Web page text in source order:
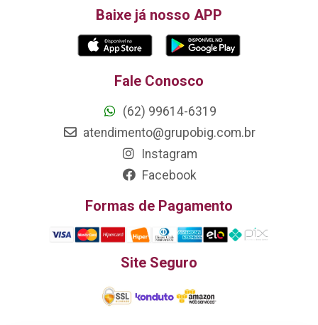
Baixe já nosso APP
Fale Conosco
(62) 99614-6319
atendimento@grupobig.com.br
Instagram
Facebook
Formas de Pagamento
Site Seguro